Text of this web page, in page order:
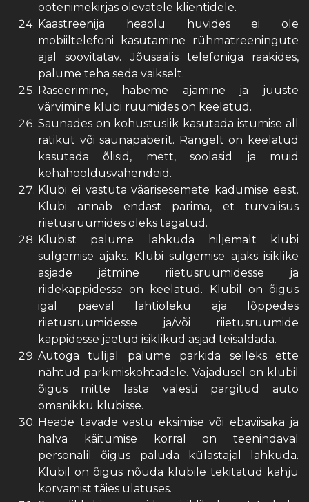
ootenimekirjas olevatele klientidele.
Kaastreenija heaolu huvides ei ole
mobiiltelefoni kasutamine rühmatreeningute
ajal soovitatav. Jõusaalis telefoniga rääkides,
palume teha seda vaikselt.
Raseerimine, habeme ajamine ja juuste
värvimine klubi ruumides on keelatud.
Saunades on kohustuslik kasutada istumise all
rätikut või saunapaberit. Rangelt on keelatud
kasutada õlisid, mett, soolasid ja muid
kehahooldusvahendeid.
Klubi ei vastuta väärisesemete kadumise eest.
Klubi annab endast parima, et turvalisus
riietusruumides oleks tagatud.
Klubist palume lahkuda hiljemalt klubi
sulgemise ajaks. Klubi sulgemise ajaks isiklike
asjade jätmine riietusruumidesse ja
riidekappidesse on keelatud. Klubil on õigus
igal päeval lahtioleku aja lõppedes
riietusruumidesse ja/või riietusruumide
kappidesse jäetud isiklikud asjad teisaldada.
Autoga tulijal palume parkida selleks ette
nähtud parkimiskohtadele. Vajadusel on klubil
õigus mitte lasta valesti pargitud auto
omanikku klubisse.
Heade tavade vastu eksimise või ebaviisaka ja
halva käitumise korral on teenindaval
personalil õigus paluda külastajal lahkuda.
Klubil on õigus nõuda klubile tekitatud kahju
korvamist täies ulatuses.